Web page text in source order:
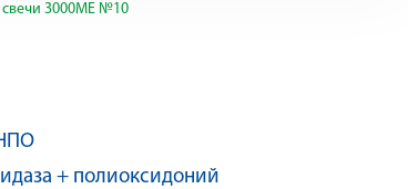
свечи 3000МЕ №10
+ полиоксидоний